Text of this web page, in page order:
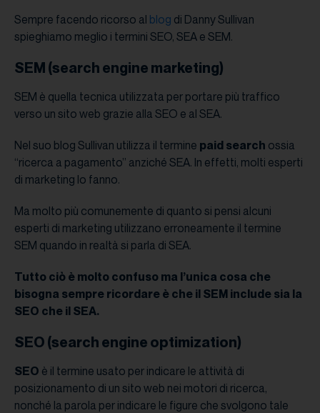
Sempre facendo ricorso al blog di Danny Sullivan
spieghiamo meglio i termini SEO, SEA e SEM.
SEM (search engine marketing)
SEM è quella tecnica utilizzata per portare più traffico
verso un sito web grazie alla SEO e al SEA.
Nel suo blog Sullivan utilizza il termine paid search ossia
“ricerca a pagamento” anziché SEA. In effetti, molti esperti
di marketing lo fanno.
Ma molto più comunemente di quanto si pensi alcuni
esperti di marketing utilizzano erroneamente il termine
SEM quando in realtà si parla di SEA.
Tutto ciò è molto confuso ma l’unica cosa che
bisogna sempre ricordare è che il SEM include sia la
SEO che il SEA.
SEO (search engine optimization)
SEO è il termine usato per indicare le attività di
posizionamento di un sito web nei motori di ricerca,
nonché la parola per indicare le figure che svolgono tale